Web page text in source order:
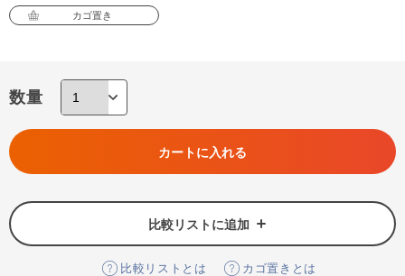
カゴ置き
数量
カートに入れる
比較リストに追加
比較リストとは カゴ置きとは